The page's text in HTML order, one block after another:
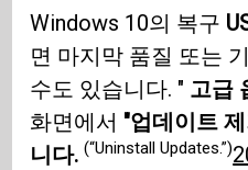
Windows 10의 복구
면 마지막 품질 또는
수도 있습니다. " 고급
화면에서 "업데이트
니다.(“Uninstall Updates.”)